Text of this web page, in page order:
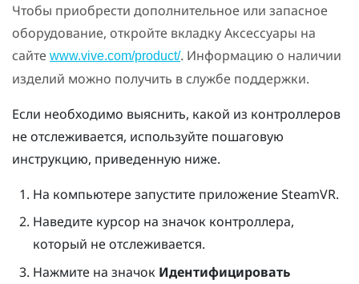
Чтобы приобрести дополнительное или запасное
оборудование, откройте вкладку Аксессуары на
сайте www.vive.com/product/. Информацию о наличии
изделий можно получить в службе поддержки.
Если необходимо выяснить, какой из контроллеров
не отслеживается, используйте пошаговую
инструкцию, приведенную ниже.
На компьютере запустите приложение SteamVR.
Наведите курсор на значок контроллера,
который не отслеживается.
Нажмите на значок Идентифицировать